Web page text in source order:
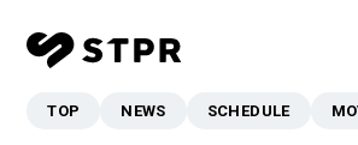
TOP NEWS SCHEDULE
TOP